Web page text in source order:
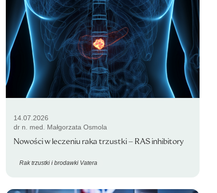
14.07.2026
dr n. med. Małgorzata Osmola
Nowości w leczeniu raka trzustki – RAS inhibitory
Rak trzustki i brodawki Vatera